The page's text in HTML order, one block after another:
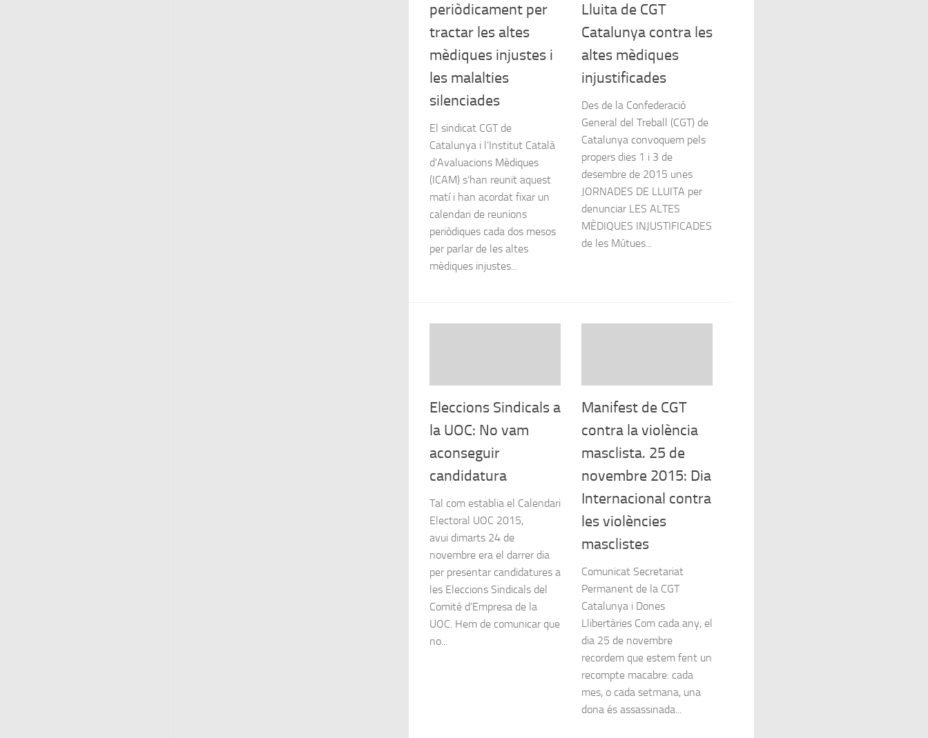
periòdicament per
tractar les altes
mèdiques injustes i
les malalties
silenciades
El sindicat CGT de
Catalunya i l’Institut Català
d’Avaluacions Mèdiques
(ICAM) s’han reunit aquest
matí i han acordat fixar un
calendari de reunions
periòdiques cada dos mesos
per parlar de les altes
mèdiques injustes...
Lluita de CGT
Catalunya contra les
altes mèdiques
injustificades
Des de la Confederació
General del Treball (CGT) de
Catalunya convoquem pels
propers dies 1 i 3 de
desembre de 2015 unes
JORNADES DE LLUITA per
denunciar LES ALTES
MÈDIQUES INJUSTIFICADES
de les Mútues...
Eleccions Sindicals a
la UOC: No vam
aconseguir
candidatura
Tal com establia el Calendari
Electoral UOC 2015,
avui dimarts 24 de
novembre era el darrer dia
per presentar candidatures a
les Eleccions Sindicals del
Comité d’Empresa de la
UOC. Hem de comunicar que
no...
Manifest de CGT
contra la violència
masclista. 25 de
novembre 2015: Dia
Internacional contra
les violències
masclistes
Comunicat Secretariat
Permanent de la CGT
Catalunya i Dones
Llibertàries Com cada any, el
dia 25 de novembre
recordem que estem fent un
recompte macabre: cada
mes, o cada setmana, una
dona és assassinada...